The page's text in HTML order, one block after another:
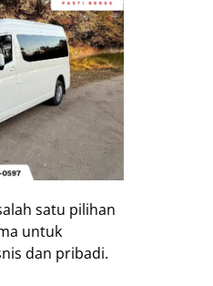
satu pilihan
untuk
dan pribadi.